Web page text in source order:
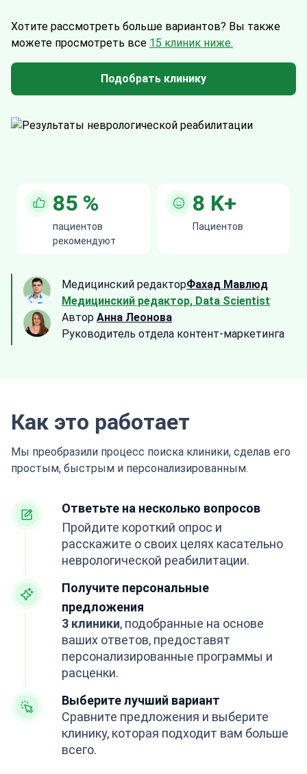
Хотите рассмотреть больше вариантов? Вы также
можете просмотреть все 15 клиник ниже.
Подобрать клинику
85 %
пациентов
рекомендуют
8 K+
Пациентов
Медицинский редакторФахад Мавлюд
Медицинский редактор, Data Scientist
Автор Анна Леонова
Руководитель отдела контент-маркетинга
Как это работает
Мы преобразили процесс поиска клиники, сделав его
простым, быстрым и персонализированным.
Ответьте на несколько вопросов
Пройдите короткий опрос и
расскажите о своих целях касательно
неврологической реабилитации.
Получите персональные
предложения
3 клиники, подобранные на основе
ваших ответов, предоставят
персонализированные программы и
расценки.
Выберите лучший вариант
Сравните предложения и выберите
клинику, которая подходит вам больше
всего.